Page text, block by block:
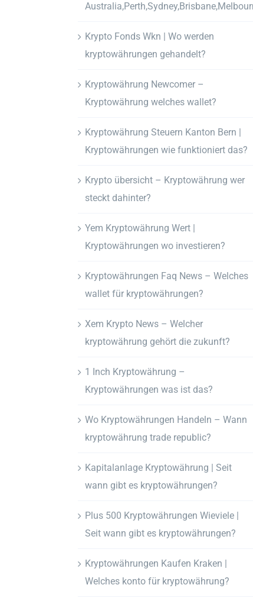
Krypto Fonds Wkn | Wo werden
kryptowährungen gehandelt?
Kryptowährung Newcomer –
Kryptowährung welches wallet?
Kryptowährung Steuern Kanton Bern |
Kryptowährungen wie funktioniert das?
Krypto übersicht – Kryptowährung wer
steckt dahinter?
Yem Kryptowährung Wert |
Kryptowährungen wo investieren?
Kryptowährungen Faq News – Welches
wallet für kryptowährungen?
Xem Krypto News – Welcher
kryptowährung gehört die zukunft?
1 Inch Kryptowährung –
Kryptowährungen was ist das?
Wo Kryptowährungen Handeln – Wann
kryptowährung trade republic?
Kapitalanlage Kryptowährung | Seit
wann gibt es kryptowährungen?
Plus 500 Kryptowährungen Wieviele |
Seit wann gibt es kryptowährungen?
Kryptowährungen Kaufen Kraken |
Welches konto für kryptowährung?